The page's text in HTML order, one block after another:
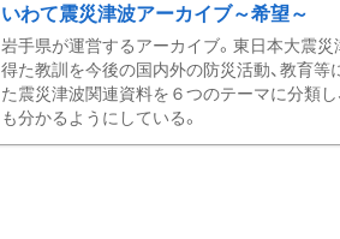
いわて震災津波アーカイブ～希望～
岩手県が運営するアーカイブ。東日本大震
得た教訓を今後の国内外の防災活動、教育
た震災津波関連資料を６つのテーマに分類
も分かるようにしている。